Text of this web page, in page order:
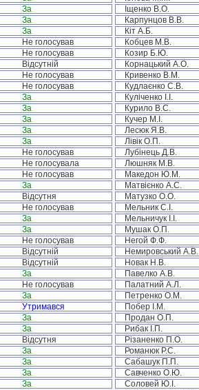
За Іщенко В.О.
За Карпунцов В.В.
За Кіт А.Б.
Не голосував Кобцев М.В.
Не голосував Козир Б.Ю.
Відсутній Корнацький А.О.
Не голосував Кривенко В.М.
Не голосував Кудлаєнко С.В.
За Куліченко І.І.
За Курило В.С.
За Кучер М.І.
За Лесюк Я.В.
За Лівік О.П.
Не голосував Лубінець Д.В.
Не голосувала Люшняк М.В.
Не голосував Македон Ю.М.
За Матвієнко А.С.
Відсутня Матузко О.О.
Не голосував Мельник С.І.
За Мельничук І.І.
За Мушак О.П.
Не голосував Негой Ф.Ф.
Відсутній Немировський А.В.
Відсутній Новак Н.В.
За Павелко А.В.
Не голосував Палатний А.Л.
За Петренко О.М.
Утримався Побер І.М.
За Продан О.П.
За Рибак І.П.
Відсутня Різаненко П.О.
За Романюк Р.С.
За Сабашук П.П.
За Савченко О.Ю.
За Соловей Ю.І.